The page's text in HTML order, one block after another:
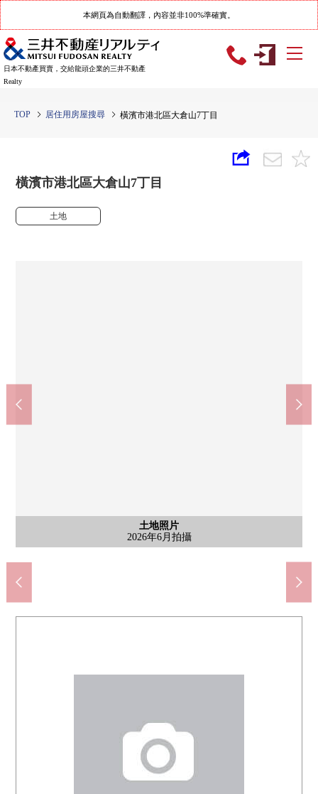
本網頁為自動翻譯，內容並非100%準確實。
日本不動產買賣，交給龍頭企業的三井不動產
Realty
TOP 居住用房屋搜尋 橫濱市港北區大倉山7丁目
橫濱市港北區大倉山7丁目
土地
土地照片
2026年6月拍攝
土地照片
2026年6月拍攝
土地照片
2026年6月拍攝
含有前面道路的外觀
2026年6月拍攝
LIFE大倉山商店(約590m)
7-Eleven橫濱太尾町商店(約390m)
橫浜太尾郵便局(約150m)
橫浜市立太尾小學校(約450m)
橫濱市立概要中學(約920m)